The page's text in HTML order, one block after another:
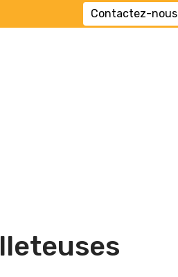
Contactez-nous